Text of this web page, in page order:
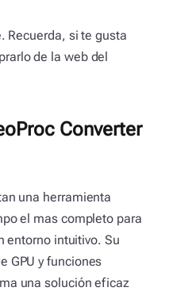
Recuerda, si te gusta
de la web del
Converter
una herramienta
el mas completo para
entorno intuitivo. Su
GPU y funciones
una solución eficaz